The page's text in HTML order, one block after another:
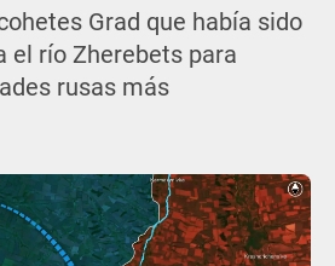
Grad que había sido
el río Zherebets para
rusas más